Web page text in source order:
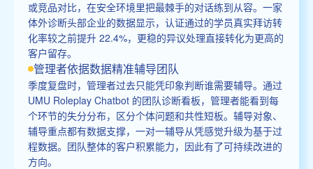
或竞品对比，在安全环境里把最棘手的对话练到从容。一家
体外诊断头部企业的数据显示，认证通过的学员真实拜访转
化率较之前提升 22.4%，更稳的异议处理直接转化为更高的
客户留存。
管理者依据数据精准辅导团队
季度复盘时，管理者过去只能凭印象判断谁需要辅导。通过
UMU Roleplay Chatbot 的团队诊断看板，管理者能看到每
个环节的失分分布，区分个体问题和共性短板。辅导对象、
辅导重点都有数据支撑，一对一辅导从凭感觉升级为基于过
程数据。团队整体的客户积累能力，因此有了可持续改进的
方向。